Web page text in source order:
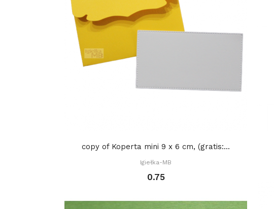
copy of Koperta mini 9 x 6 cm, (gratis:...
Igiełka-MB
0.75